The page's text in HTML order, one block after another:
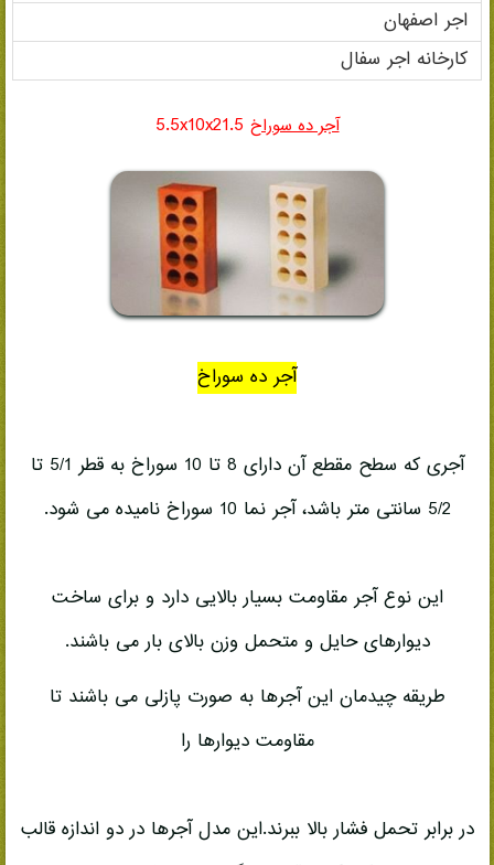
اجر اصفهان
کارخانه اجر سفال
آجر ده سوراخ
آجر ده سوراخ
آجری که سطح مقطع آن دارای 8 تا 10 سوراخ به قطر 5/1 تا
5/2 سانتی متر باشد، آجر نما 10 سوراخ نامیده می شود.
این نوع آجر مقاومت بسیار بالایی دارد و برای ساخت
دیوارهای حایل و متحمل وزن بالای بار می باشند.
طریقه چیدمان این آجرها به صورت پازلی می باشند تا
مقاومت دیوارها را
در برابر تحمل فشار بالا ببرند.این مدل آجرها در دو اندازه قالب